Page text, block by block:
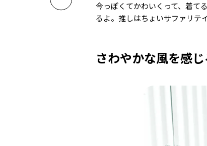
今っぽくてかわいくって、着て
るよ。推しはちょいサファリテ
さわやかな風を感